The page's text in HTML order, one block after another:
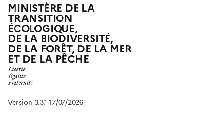
MINISTÈRE DE LA
TRANSITION
ÉCOLOGIQUE,
DE LA BIODIVERSITÉ,
DE LA FORÊT, DE LA MER
ET DE LA PÊCHE
Version 3.3.1 17/07/2026